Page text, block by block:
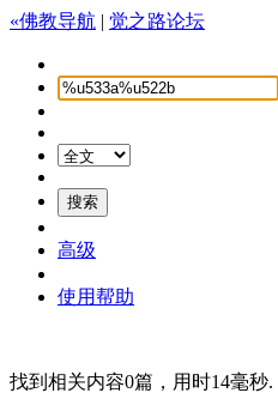
«佛教导航 | 觉之路论坛
高级
使用帮助
找到相关内容0篇，用时14毫秒.